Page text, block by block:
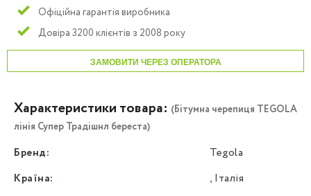
Офіційна гарантія виробника
Довіра 3200 клієнтів з 2008 року
ЗАМОВИТИ ЧЕРЕЗ ОПЕРАТОРА
Характеристики товара: (Бітумна черепиця TEGOLA
лінія Супер Традішнл береста)
Бренд:
Tegola
Країна:
, Італія